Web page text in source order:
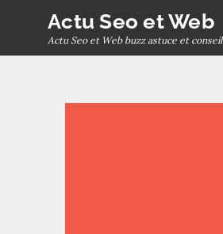
content
Actu Seo et Web
Actu Seo et Web buzz astuce et conseil